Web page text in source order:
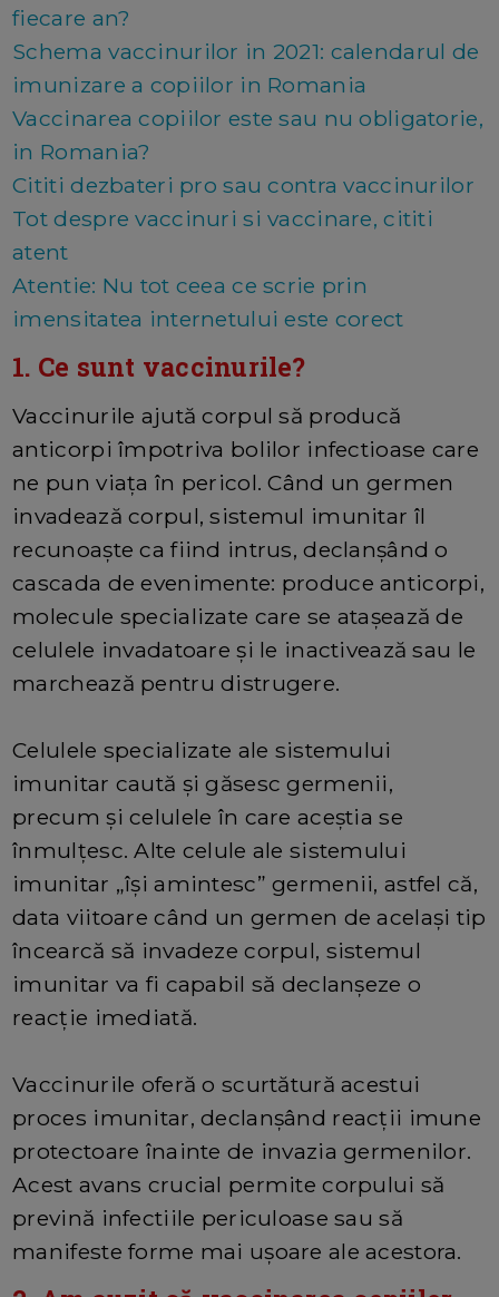
fiecare an?
Schema vaccinurilor in 2021: calendarul de
imunizare a copiilor in Romania
Vaccinarea copiilor este sau nu obligatorie,
in Romania?
Cititi dezbateri pro sau contra vaccinurilor
Tot despre vaccinuri si vaccinare, cititi
atent
Atentie: Nu tot ceea ce scrie prin
imensitatea internetului este corect
1. Ce sunt vaccinurile?
Vaccinurile ajută corpul să producă
anticorpi împotriva bolilor infectioase care
ne pun viața în pericol. Când un germen
invadează corpul, sistemul imunitar îl
recunoaște ca fiind intrus, declanșând o
cascada de evenimente: produce anticorpi,
molecule specializate care se atașează de
celulele invadatoare și le inactivează sau le
marchează pentru distrugere.
Celulele specializate ale sistemului
imunitar caută și găsesc germenii,
precum și celulele în care aceștia se
înmulțesc. Alte celule ale sistemului
imunitar „își amintesc” germenii, astfel că,
data viitoare când un germen de același tip
încearcă să invadeze corpul, sistemul
imunitar va fi capabil să declanșeze o
reacție imediată.
Vaccinurile oferă o scurtătură acestui
proces imunitar, declanșând reacții imune
protectoare înainte de invazia germenilor.
Acest avans crucial permite corpului să
prevină infectiile periculoase sau să
manifeste forme mai ușoare ale acestora.